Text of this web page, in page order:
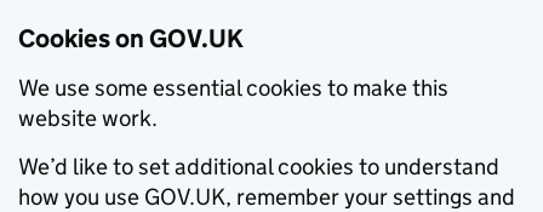
Cookies on GOV.UK
We use some essential cookies to make this
website work.
We’d like to set additional cookies to understand
how you use GOV.UK, remember your settings and